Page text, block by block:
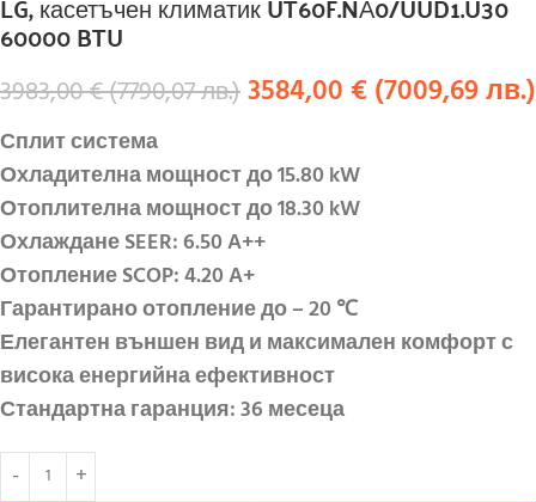
60000 BTU
3983,00€(7790,07лв.)3584,00 €(7009,69лв.)
Сплит система
Охладителна мощност до 15.80 kW
Отоплителна мощност до 18.30 kW
Охлаждане SEER: 6.50 A++
Отопление SCOP: 4.20 A+
Гарантирано отопление до – 20 ℃
Елегантен външен вид и максимален комфорт с
висока енергийна ефективност
Стандартна гаранция: 36 месеца